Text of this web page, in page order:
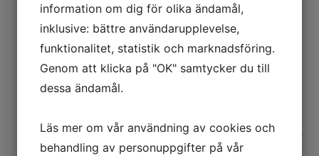
Läs mer på
Metallografisk polering
Aka-Spray Mono 1 µm
information om dig för olika ändamål,
inklusive: bättre användarupplevelse,
funktionalitet, statistik och marknadsföring.
Genom att klicka på "OK" samtycker du till
dessa ändamål.
Läs mer om vår användning av cookies och
behandling av personuppgifter på vår